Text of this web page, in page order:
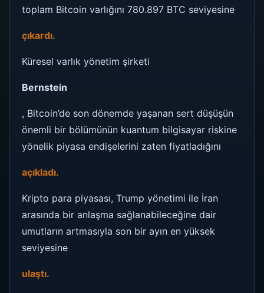
toplam Bitcoin varlığını 780.897 BTC seviyesine
çıkardı.
Küresel varlık yönetim şirketi
Bernstein
, Bitcoin’de son dönemde yaşanan sert düşüşün
önemli bir bölümünün kuantum bilgisayar riskine
yönelik piyasa endişelerini zaten fiyatladığını
açıkladı.
Kripto para piyasası, Trump yönetimi ile İran
arasında bir anlaşma sağlanabileceğine dair
umutların artmasıyla son bir ayın en yüksek
seviyesine
ulaştı.